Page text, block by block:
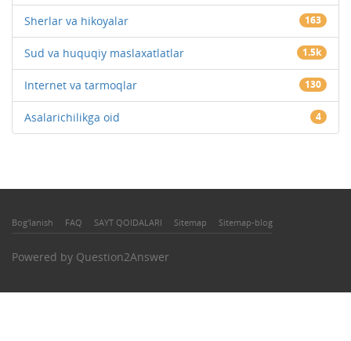
Sherlar va hikoyalar 163
Sud va huquqiy maslaxatlatlar 1.5k
Internet va tarmoqlar 130
Asalarichilikga oid 4
Bog'lanish FAQ SAYT QOIDALARI Sitemap Sitemap-blog
Powered by Question2Answer